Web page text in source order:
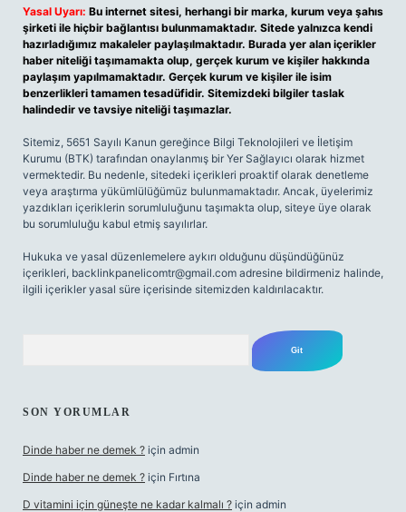
Yasal Uyarı: Bu internet sitesi, herhangi bir marka, kurum veya şahıs
şirketi ile hiçbir bağlantısı bulunmamaktadır. Sitede yalnızca kendi
hazırladığımız makaleler paylaşılmaktadır. Burada yer alan içerikler
haber niteliği taşımamakta olup, gerçek kurum ve kişiler hakkında
paylaşım yapılmamaktadır. Gerçek kurum ve kişiler ile isim
benzerlikleri tamamen tesadüfidir. Sitemizdeki bilgiler taslak
halindedir ve tavsiye niteliği taşımazlar.
Sitemiz, 5651 Sayılı Kanun gereğince Bilgi Teknolojileri ve İletişim
Kurumu (BTK) tarafından onaylanmış bir Yer Sağlayıcı olarak hizmet
vermektedir. Bu nedenle, sitedeki içerikleri proaktif olarak denetleme
veya araştırma yükümlülüğümüz bulunmamaktadır. Ancak, üyelerimiz
yazdıkları içeriklerin sorumluluğunu taşımakta olup, siteye üye olarak
bu sorumluluğu kabul etmiş sayılırlar.
Hukuka ve yasal düzenlemelere aykırı olduğunu düşündüğünüz
içerikleri, backlinkpanelicomtr@gmail.com adresine bildirmeniz halinde,
ilgili içerikler yasal süre içerisinde sitemizden kaldırılacaktır.
SON YORUMLAR
Dinde haber ne demek ? için admin
Dinde haber ne demek ? için Fırtına
D vitamini için güneşte ne kadar kalmalı ? için admin